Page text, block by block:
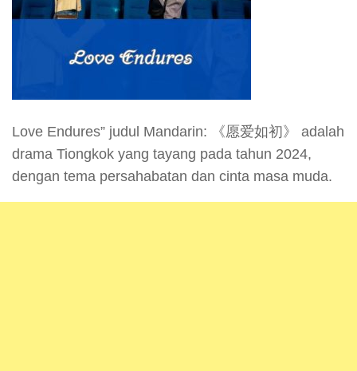
Love Endures” judul Mandarin: 《愿爱如初》 adalah
drama Tiongkok yang tayang pada tahun 2024,
dengan tema persahabatan dan cinta masa muda.